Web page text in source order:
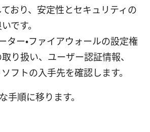
おり、安定性とセキュリティの
です。
ター・ファイアウォールの設定権
り扱い、ユーザー認証情報、
フトの入手先を確認します。
手順に移ります。